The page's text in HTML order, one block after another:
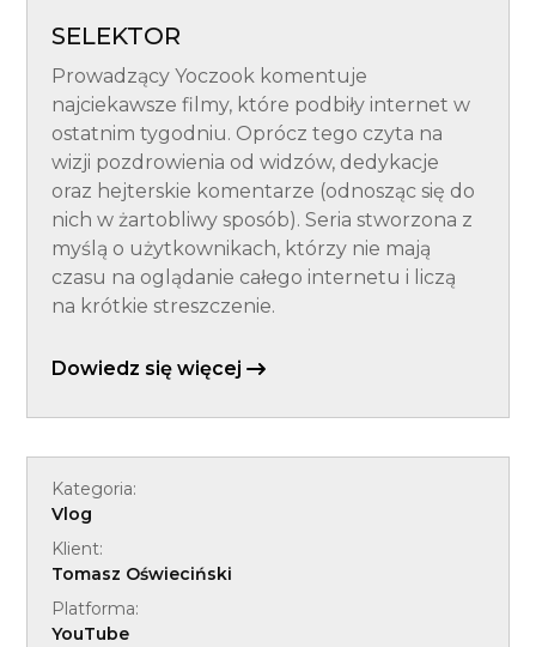
SELEKTOR
Prowadzący Yoczook komentuje
najciekawsze filmy, które podbiły internet w
ostatnim tygodniu. Oprócz tego czyta na
wizji pozdrowienia od widzów, dedykacje
oraz hejterskie komentarze (odnosząc się do
nich w żartobliwy sposób). Seria stworzona z
myślą o użytkownikach, którzy nie mają
czasu na oglądanie całego internetu i liczą
na krótkie streszczenie.
Dowiedz się więcej
Kategoria:
Vlog
Klient:
Tomasz Oświeciński
Platforma:
YouTube